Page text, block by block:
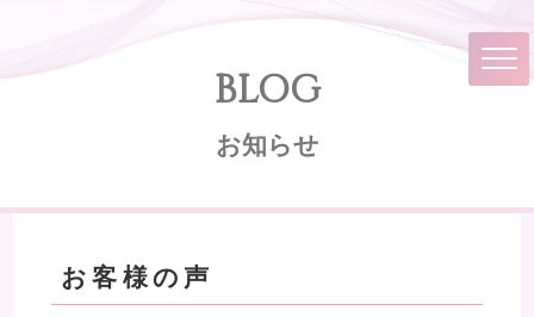
BLOG
お知らせ
お客様の声